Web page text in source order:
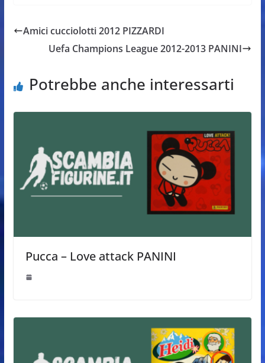
Amici cucciolotti 2012 PIZZARDI
Uefa Champions League 2012-2013 PANINI
Potrebbe anche interessarti
Pucca – Love attack PANINI